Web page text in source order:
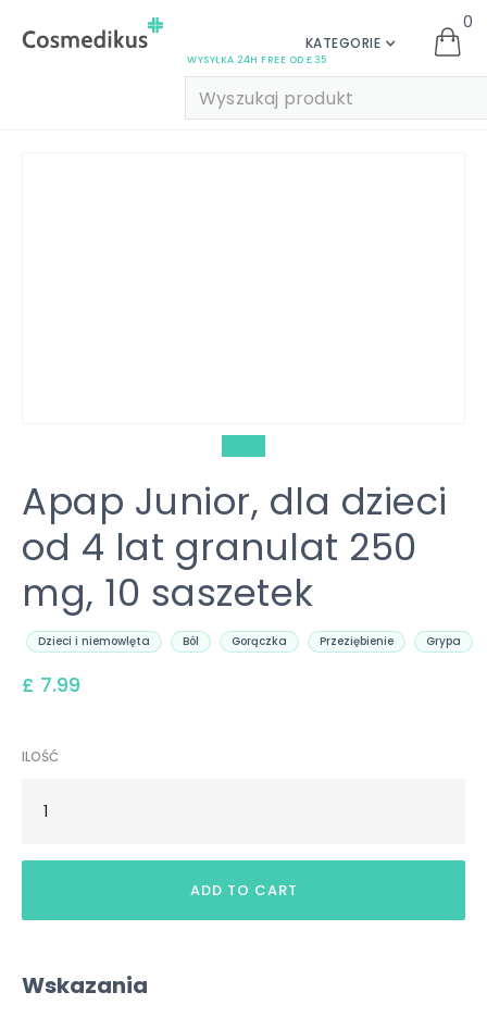
WYSYŁKA 24H FREE OD £35
KATEGORIE
0
Apap Junior, dla dzieci
od 4 lat granulat 250
mg, 10 saszetek
Dzieci i niemowlęta Ból Gorączka Przeziębienie Grypa
£ 7.99
ILOŚĆ
Wskazania